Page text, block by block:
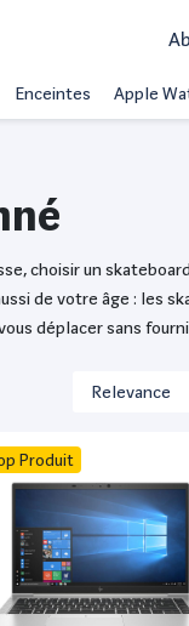
Enceintes Apple
choisir un
de votre âge : les
déplacer sans
Produit